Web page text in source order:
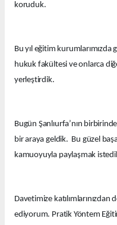
koruduk.
Bu yıl eğitim
hukuk fakültesi ve onlarca
yerleştirdik.
Bugün Şanlıurfa’nın
bir araya geldik. Bu güzel
kamuoyuyla paylaşmak
Davetimize katılımlarınızdan
ediyorum. Pratik Yöntem